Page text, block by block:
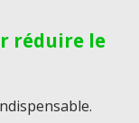
réduire le